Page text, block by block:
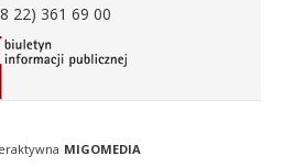
22) 361 69 00
MIGOMEDIA